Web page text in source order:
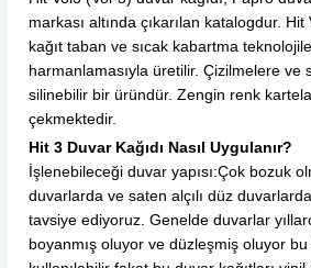
markası altında çıkarılan katalogdur. Hit
kağıt taban ve sıcak kabartma
harmanlamasıyla üretilir. Çizilmelere ve
silinebilir bir üründür. Zengin renk
çekmektedir.
Hit 3 Duvar Kağıdı Nasıl Uygulanır?
İşlenebileceği duvar yapısı:Çok bozuk
duvarlarda ve saten alçılı düz duvarlarda
tavsiye ediyoruz. Genelde duvarlar
boyanmış oluyor ve düzleşmiş oluyor